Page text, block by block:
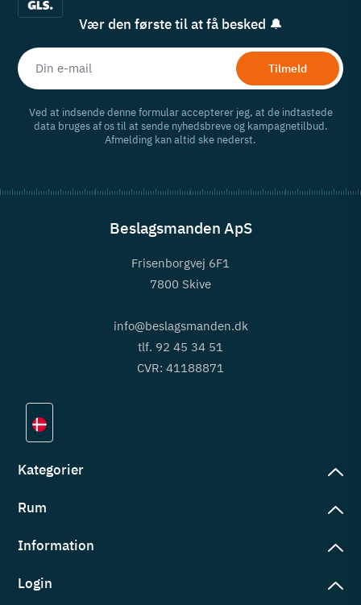
Vær den første til at få besked 🔔
Tilmeld
Ved at indsende denne formular accepterer jeg, at de indtastede
data bruges af os til at sende nyhedsbreve og kampagnetilbud.
Afmelding kan altid ske nederst.
Beslagsmanden ApS
Frisenborgvej 6F1
7800 Skive
info@beslagsmanden.dk
tlf. 92 45 34 51
CVR: 41188871
Kategorier
Rum
Information
Login